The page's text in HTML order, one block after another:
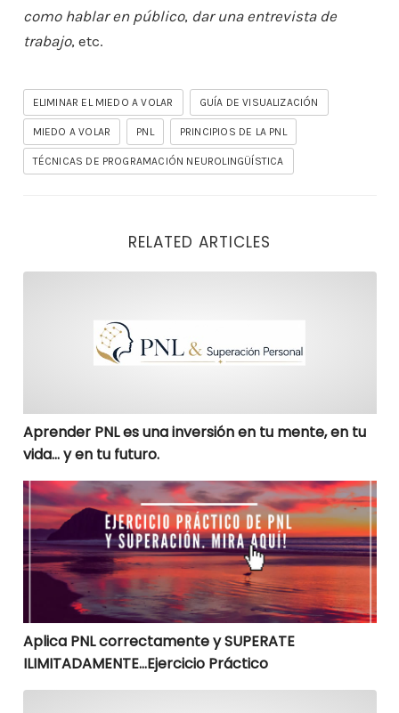
como hablar en público, dar una entrevista de
trabajo, etc.
ELIMINAR EL MIEDO A VOLAR GUÍA DE VISUALIZACIÓN
MIEDO A VOLAR PNL PRINCIPIOS DE LA PNL
TÉCNICAS DE PROGRAMACIÓN NEUROLINGÜÍSTICA
RELATED ARTICLES
Aprender PNL es una inversión en tu mente, en tu
vida… y en tu futuro.
Aplica PNL correctamente y SUPERATE
Aplica PNL correctamente y SUPERATE
ILIMITADAMENTE…Ejercicio Práctico